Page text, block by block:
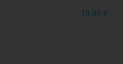
19,99 €